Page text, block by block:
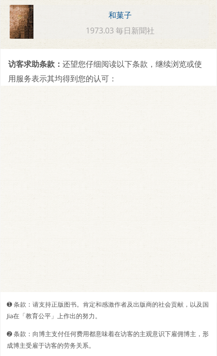
和菓子
1973.03 毎日新聞社
访客求助条款： 还望您仔细阅读以下条款，继续浏览或使
用服务表示其均得到您的认可：
➊️ 条款：请支持正版图书。肯定和感激作者及出版商的社会贡献，以及国
Jia在「教育公平」上作出的努力。
➋️️ 条款：向博主支付任何费用都意味着在访客的主观意识下雇佣博主，形
成博主受雇于访客的劳务关系。